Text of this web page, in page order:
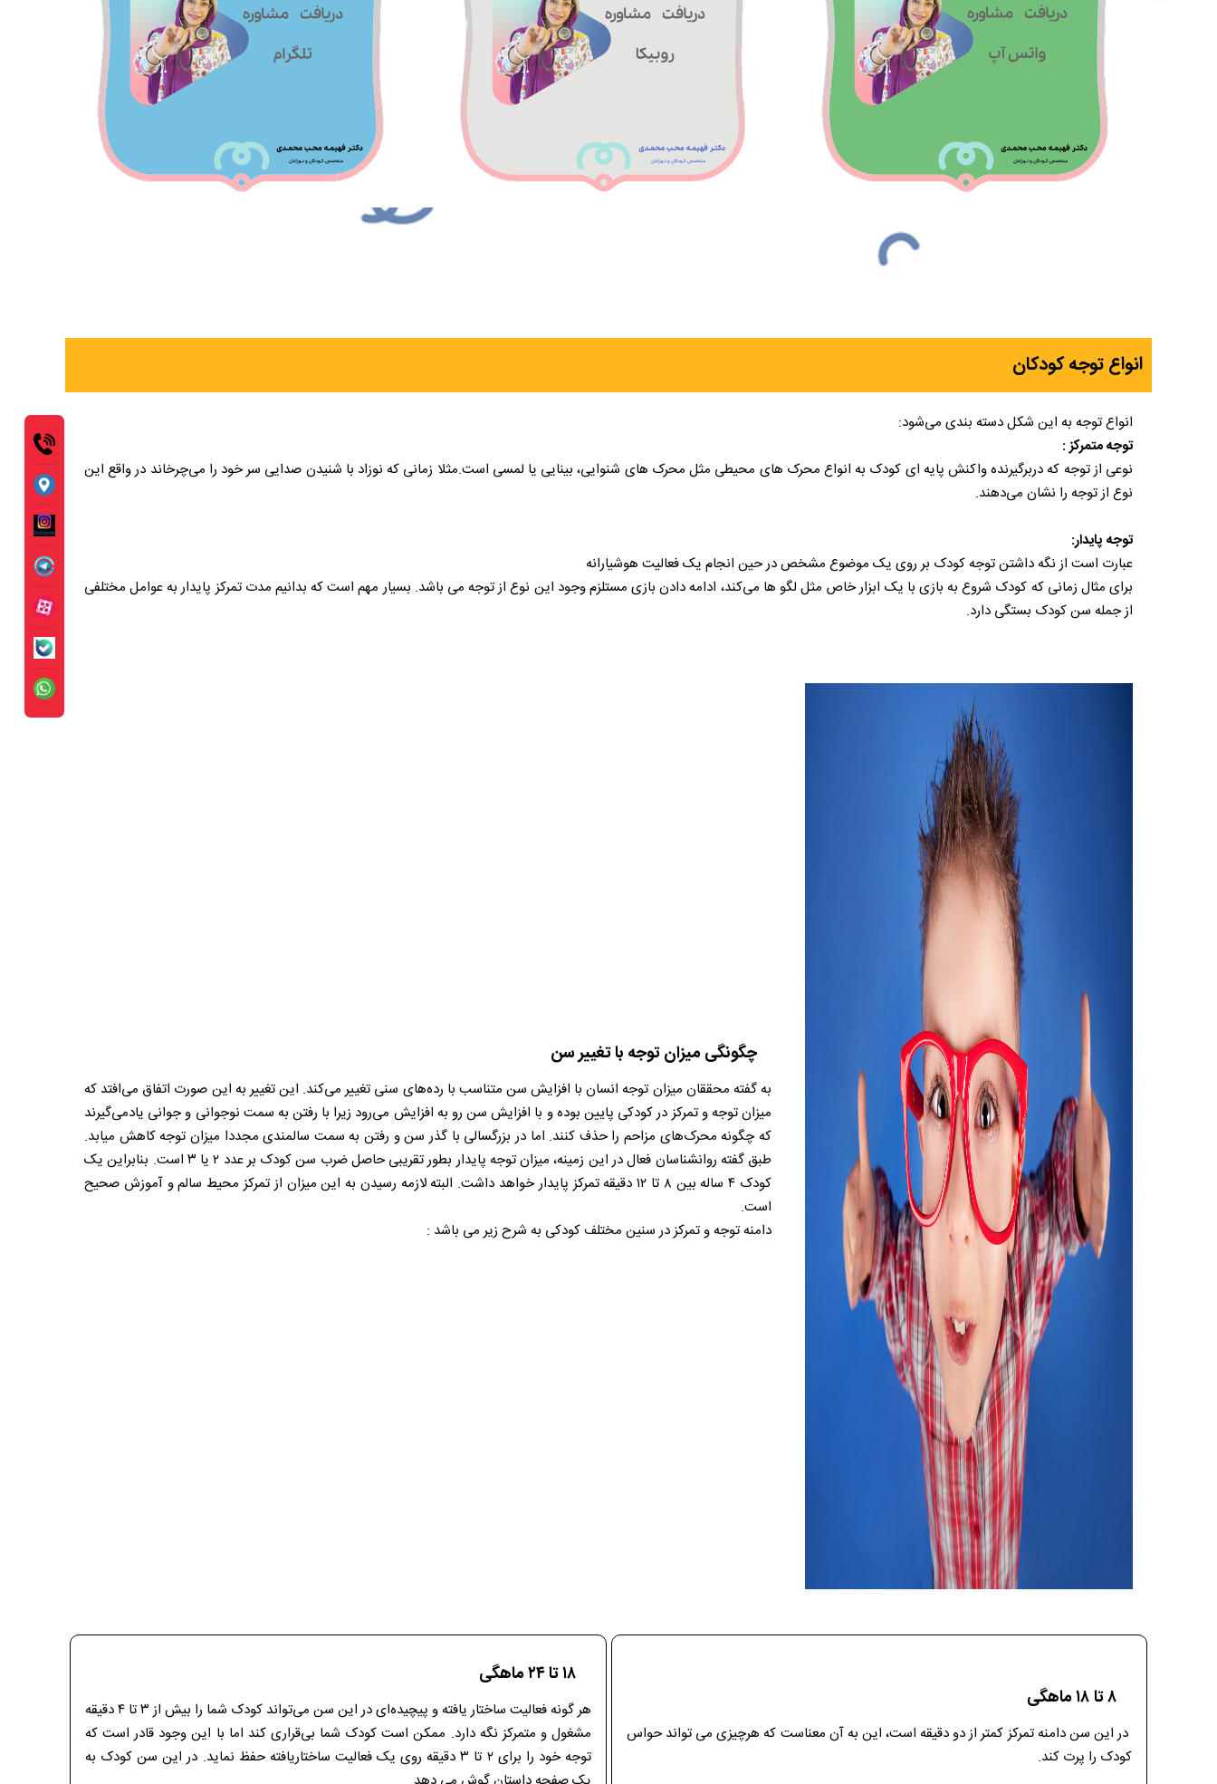
انواع توجه کودکان
انواع توجه به این شکل دسته بندی می‌شود:
توجه متمرکز :
نوعی از توجه که دربرگیرنده واکنش پایه ای کودک به انواع محرک های محیطی مثل محرک های شنوایی، بینایی یا لمسی است.مثلا زمانی که نوزاد با شنیدن صدایی سر خود را می‌چرخاند در واقع این
نوع از توجه را نشان می‌دهند.
توجه پایدار:
عبارت است از نگه داشتن توجه کودک بر روی یک موضوع مشخص در حین انجام یک فعالیت هوشیارانه
برای مثال زمانی که کودک شروع به بازی با یک ابزار خاص مثل لگو ها می‌کند، ادامه دادن بازی مستلزم وجود این نوع از توجه می باشد. بسیار مهم است که بدانیم مدت تمرکز پایدار به عوامل مختلفی
از جمله سن کودک بستگی دارد.
چگونگی میزان توجه با تغییر سن
به گفته محققان میزان توجه انسان با افزایش سن متناسب با رده‌های سنی تغییر می‌کند. این تغییر به این صورت اتفاق می‌افتد که
میزان توجه و تمرکز در کودکی پایین بوده و با افزایش سن رو به افزایش می‌رود زیرا با رفتن به سمت نوجوانی و جوانی یادمی‌گیرند
که چگونه محرک‌های مزاحم را حذف کنند. اما در بزرگسالی با گذر سن و رفتن به سمت سالمندی مجددا میزان توجه کاهش میابد.
طبق گفته روانشناسان فعال در این زمینه، میزان توجه پایدار بطور تقریبی حاصل ضرب سن کودک بر عدد ۲ یا ۳ است. بنابراین یک
کودک ۴ ساله بین ۸ تا ۱۲ دقیقه تمرکز پایدار خواهد داشت. البته لازمه رسیدن به این میزان از تمرکز محیط سالم و آموزش صحیح
است.
دامنه توجه و تمرکز در سنین مختلف کودکی به شرح زیر می باشد :
۸ تا ۱۸ ماهگی
در این سن دامنه تمرکز کمتر از دو دقیقه است، این به آن معناست که هرچیزی می تواند حواس
کودک را پرت کند.
۱۸ تا ۲۴ ماهگی
هر گونه فعالیت ساختار یافته و پیچیده‌ای در این سن می‌تواند کودک شما را بیش از ۳ تا ۴ دقیقه
مشغول و متمرکز نگه دارد. ممکن است کودک شما بی‌قراری کند اما با این وجود قادر است که
توجه خود را برای ۲ تا ۳ دقیقه روی یک فعالیت ساختاریافته حفظ نماید. در این سن کودک به